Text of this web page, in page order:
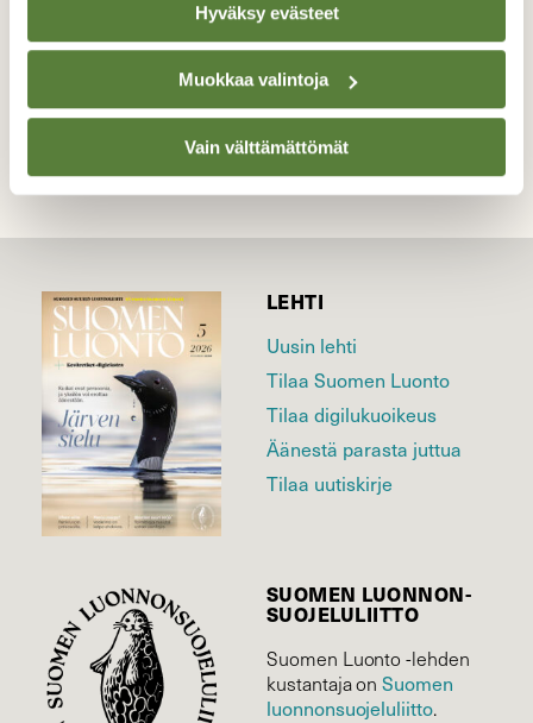
Hyväksy evästeet
Muokkaa valintoja
Vain välttämättömät
TAKAISIN LISTAAN
LEHTI
Uusin lehti
Tilaa Suomen Luonto
Tilaa digilukuoikeus
Äänestä parasta juttua
Tilaa uutiskirje
SUOMEN LUONNON­
SUOJELU­LIITTO
Suomen Luonto -lehden
kustantaja onSuomen
luonnonsuojelu­liitto.